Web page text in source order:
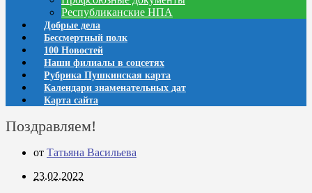
Республиканские НПА
Добрые дела
Бессмертный полк
100 Новостей
Наши филиалы в соцсетях
Рубрика Пушкинская карта
Календари знаменательных дат
Карта сайта
Поздравляем!
от Татьяна Васильева
23.02.2022